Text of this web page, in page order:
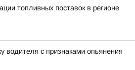
топливных поставок в регионе
водителя с признаками опьянения